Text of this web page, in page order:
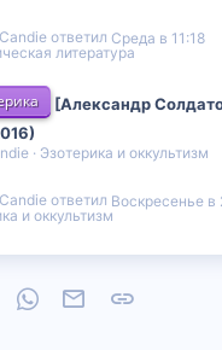
литература
Среда в 11:18
[Александр
Эзотерика и оккультизм
и оккультизм
Воскресенье в
PinterestWhatsAppЭлектронная